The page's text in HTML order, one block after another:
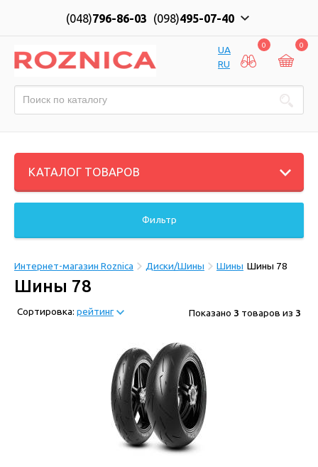
(048)796-86-03 (098)495-07-40
UA
RU
0 0
КАТАЛОГ ТОВАРОВ
Фильтр
Интернет-магазин Roznica Диски/Шины Шины Шины 78
Шины 78
Сортировка: рейтинг Показано 3 товаров из 3